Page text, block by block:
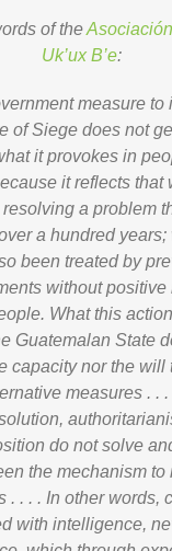
of the
Uk’ux B’e:
measure to
of Siege does not
it provokes in
it reflects that
resolving a problem
a hundred years;
been treated by
without positive
What this
Guatemalan State
capacity nor the will
measures . . .
do not solve
the mechanism to
. . . . In other words,
with intelligence,